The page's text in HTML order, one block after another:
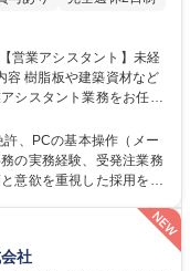
シスタント業務をお任せ
への発注・加工依頼のほ
：FA
ウト、各仕入先・協力会
作成および発送手配 ■商
【業務内容の変更範囲】
、PCの基本操作（メー
の実務経験、受発注業務
意欲を重視した採用を行
納期優先の業界のため状況
守り正確に作業を進めら
識は一切不要です。丁
社